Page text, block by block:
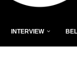
INTERVIEW